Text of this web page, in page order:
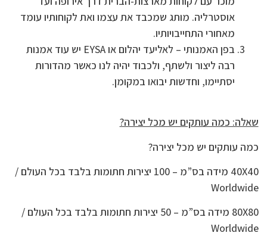
אוסטרליה. מותג שמכבד את עצמו ואת לקוחותיו עומד
מאחורי התחייבויותיו.
בפן האמנותי – לאליעד יהלום או EYSA יש עוד אמנות
רבה ליצור ולשתף, ולכבוד יהיה לנו כאשר מהדורות
יסתיימו, וחדשות יבואו במקומן.
שאלה: כמה עותקים יש מכל יצירה?
כמה עותקים יש מכל יצירה?
40X40 מידה בס”מ – 100 יצירות חתומות בלבד בכל העולם /
Worldwide
80X80 מידה בס”מ – 50 יצירות חתומות בלבד בכל העולם /
Worldwide